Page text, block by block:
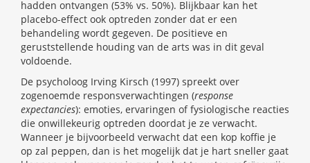
hadden ontvangen (53% vs. 50%). Blijkbaar kan het
placebo-effect ook optreden zonder dat er een
behandeling wordt gegeven. De positieve en
geruststellende houding van de arts was in dit geval
voldoende.
De psycholoog Irving Kirsch (1997) spreekt over
zogenoemde responsverwachtingen (response
expectancies): emoties, ervaringen of fysiologische reacties
die onwillekeurig optreden doordat je ze verwacht.
Wanneer je bijvoorbeeld verwacht dat een kop koffie je
op zal peppen, dan is het mogelijk dat je hart sneller gaat